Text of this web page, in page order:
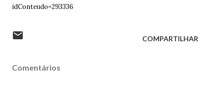
idConteudo=293336
COMPARTILHAR
Comentários